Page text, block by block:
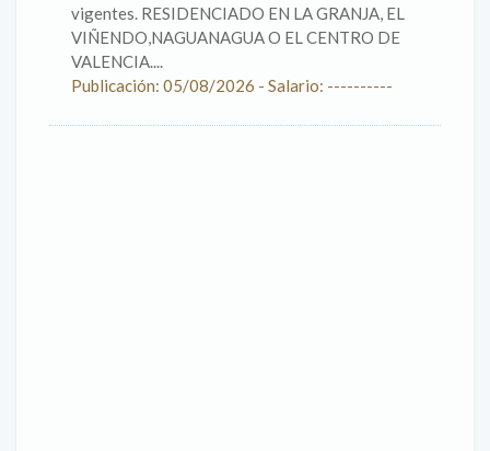
vigentes. RESIDENCIADO EN LA GRANJA, EL
VIÑENDO,NAGUANAGUA O EL CENTRO DE
VALENCIA....
Publicación: 05/08/2026 - Salario: ----------